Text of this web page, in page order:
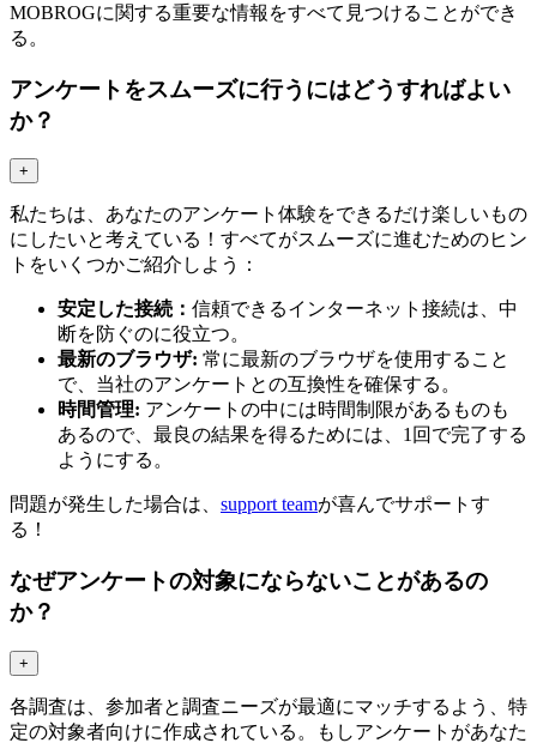
MOBROGに関する重要な情報をすべて見つけることができ
る。
アンケートをスムーズに行うにはどうすればよい
か？
+
私たちは、あなたのアンケート体験をできるだけ楽しいもの
にしたいと考えている！すべてがスムーズに進むためのヒン
トをいくつかご紹介しよう：
安定した接続： 信頼できるインターネット接続は、中
断を防ぐのに役立つ。
最新のブラウザ: 常に最新のブラウザを使用すること
で、当社のアンケートとの互換性を確保する。
時間管理: アンケートの中には時間制限があるものも
あるので、最良の結果を得るためには、1回で完了する
ようにする。
問題が発生した場合は、 support teamが喜んでサポートす
る！
なぜアンケートの対象にならないことがあるの
か？
+
各調査は、参加者と調査ニーズが最適にマッチするよう、特
定の対象者向けに作成されている。もしアンケートがあなた